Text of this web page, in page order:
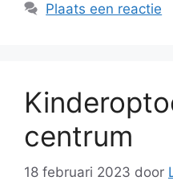
Plaats een reactie
centrum
18 februari 2023 door